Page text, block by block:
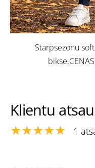
Starpsezonu
Klientu
★★★★★ 1